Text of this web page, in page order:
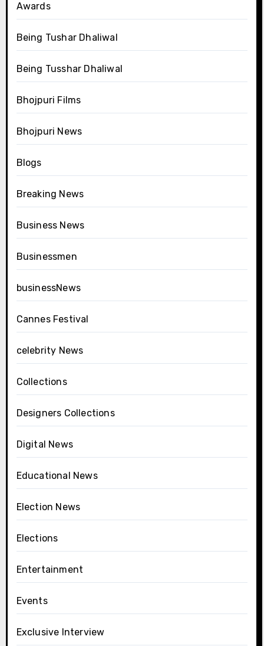
Awards
Being Tushar Dhaliwal
Being Tusshar Dhaliwal
Bhojpuri Films
Bhojpuri News
Blogs
Breaking News
Business News
Businessmen
businessNews
Cannes Festival
celebrity News
Collections
Designers Collections
Digital News
Educational News
Election News
Elections
Entertainment
Events
Exclusive Interview